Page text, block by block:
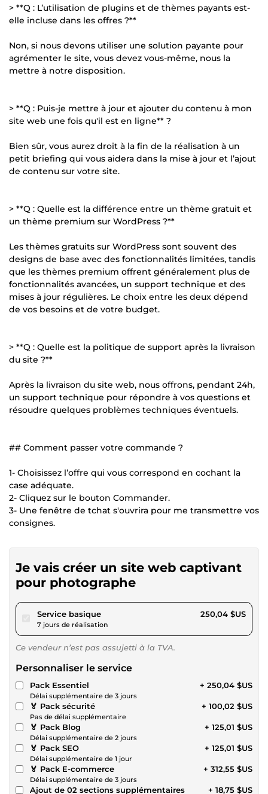
> **Q : L’utilisation de plugins et de thèmes payants est-
elle incluse dans les offres ?**
Non, si nous devons utiliser une solution payante pour
agrémenter le site, vous devez vous-même, nous la
mettre à notre disposition.
> **Q : Puis-je mettre à jour et ajouter du contenu à mon
site web une fois qu'il est en ligne** ?
Bien sûr, vous aurez droit à la fin de la réalisation à un
petit briefing qui vous aidera dans la mise à jour et l’ajout
de contenu sur votre site.
> **Q : Quelle est la différence entre un thème gratuit et
un thème premium sur WordPress ?**
Les thèmes gratuits sur WordPress sont souvent des
designs de base avec des fonctionnalités limitées, tandis
que les thèmes premium offrent généralement plus de
fonctionnalités avancées, un support technique et des
mises à jour régulières. Le choix entre les deux dépend
de vos besoins et de votre budget.
> **Q : Quelle est la politique de support après la livraison
du site ?**
Après la livraison du site web, nous offrons, pendant 24h,
un support technique pour répondre à vos questions et
résoudre quelques problèmes techniques éventuels.
## Comment passer votre commande ?
1- Choisissez l’offre qui vous correspond en cochant la
case adéquate.
2- Cliquez sur le bouton Commander.
3- Une fenêtre de tchat s'ouvrira pour me transmettre vos
consignes.
Je vais créer un site web captivant
pour photographe
Service basiquepour 230,45 $US
7 jours de réalisation
250,04 $US
Ce vendeur n’est pas assujetti à la TVA.
Personnaliser le service
Pack Essentiel
Délai supplémentaire de 3 jours
+ 250,04 $US
🏅 Pack sécurité
Pas de délai supplémentaire
+ 100,02 $US
🏅 Pack Blog
Délai supplémentaire de 2 jours
+ 125,01 $US
🏅 Pack SEO
Délai supplémentaire de 1 jour
+ 125,01 $US
🏅 Pack E-commerce
Délai supplémentaire de 3 jours
+ 312,55 $US
Ajout de 02 sections supplémentaires + 18,75 $US